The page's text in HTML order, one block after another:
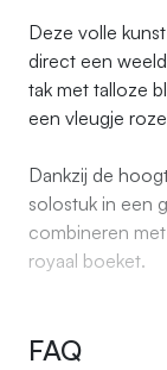
Deze volle
direct een
tak met talloze
een vleugje
Dankzij de
solostuk in een
combineren
royaal boeket.
FAQ